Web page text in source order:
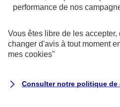
S.A au capital de 51 429
Siège social :
8-10, rue Paul Vaillant
performance de nos
Vous êtes libre de les
changer d'avis à tout moment
mes cookies"
Consulter notre politique de